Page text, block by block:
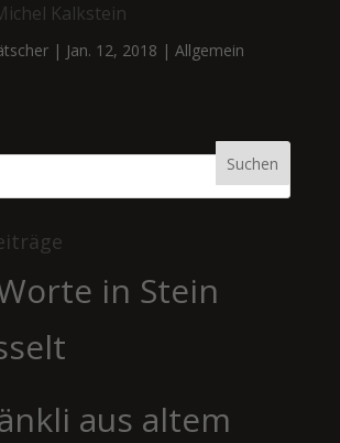
Kalkstein
| Jan. 12, 2018 | Allgemein
in Stein
aus altem